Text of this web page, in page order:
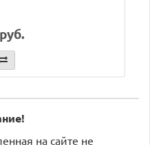
на сайте не